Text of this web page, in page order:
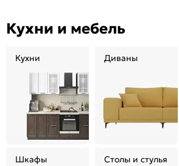
Кухни и мебель
Кухни Диваны
Шкафы Столы и стулья